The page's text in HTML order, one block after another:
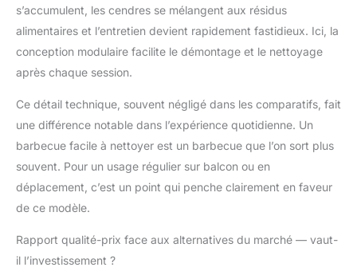
s’accumulent, les cendres se mélangent aux résidus
alimentaires et l’entretien devient rapidement fastidieux. Ici, la
conception modulaire facilite le démontage et le nettoyage
après chaque session.
Ce détail technique, souvent négligé dans les comparatifs, fait
une différence notable dans l’expérience quotidienne. Un
barbecue facile à nettoyer est un barbecue que l’on sort plus
souvent. Pour un usage régulier sur balcon ou en
déplacement, c’est un point qui penche clairement en faveur
de ce modèle.
Rapport qualité-prix face aux alternatives du marché — vaut-
il l’investissement ?